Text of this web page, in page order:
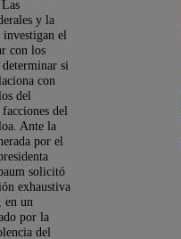
y la
investigan el
con los
determinar si
con
del
del
Ante la
por el
solicitó
exhaustiva
en un
por la
del